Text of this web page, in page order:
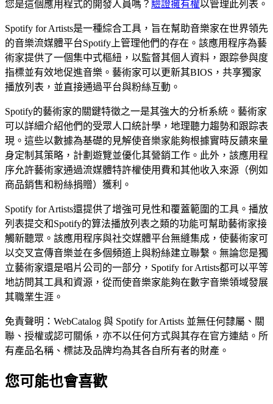
您是這個應用程式的開發人員嗎？ 驗證擁有權以管理此列表。
Spotify for Artists是一種綜合工具，旨在幫助音樂家在世界領先
的音樂流媒體平台Spotify上管理他們的存在。該應用程序為藝
術家提供了一個集中式樞紐，以監督其個人資料，跟踪參與度
指標並有效地促進音樂。藝術家可以更新其BIOS，共享獨家
播放列表，並直接通過平台與粉絲互動。
Spotify的藝術家的關鍵特徵之一是其強大的分析系統。藝術家
可以詳細介紹他們的受眾人口統計學，地理聽力趨勢和跟踪表
現。這些以數據為基礎的見解使音樂家能夠根據實時反饋來量
身定制其策略，計劃遊覽並優化其營銷工作。此外，該應用程
序允許藝術家通過流媒體特許權使用費和其他收入來源（例如
商品銷售和粉絲捐贈）獲利。
Spotify for Artists還提供了增強可見性和覆蓋範圍的工具。播放
列表提交和Spotify的算法播放列表之類的功能可幫助藝術家接
觸新聽眾。該應用程序與社交媒體平台無縫集成，使藝術家可
以交叉宣傳音樂並在多個頻道上與粉絲建立聯繫。無論您是獨
立藝術家還是唱片公司的一部分，Spotify for Artists都可以平等
地訪問其工具和資源，從而使音樂家能夠在數字音樂領域發展
其職業生涯。
免責聲明：WebCatalog 與 Spotify for Artists 並無任何隸屬、關
聯、授權或認可關係，亦不以任何方式與其存在官方連結。所
有產品名稱、標誌及品牌均為其各自所有者的財產。
您可能也會喜歡